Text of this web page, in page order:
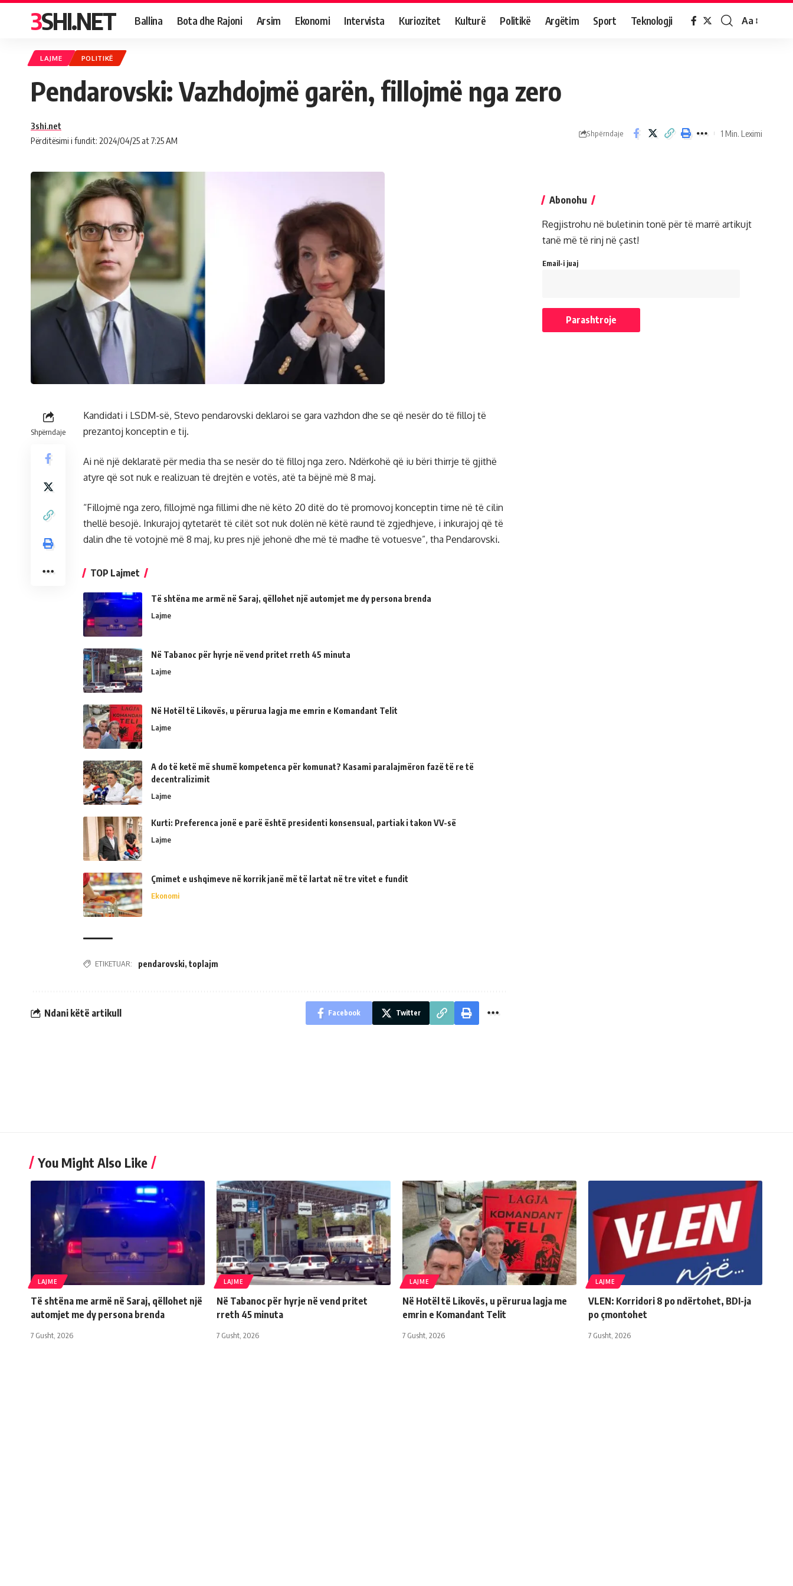
3SHI.NET Ballina Bota dhe Rajoni Arsim Ekonomi Intervista Kuriozitet Kulturë Politikë Argëtim Sport Teknologji Aa
LAJME POLITIKË
Pendarovski: Vazhdojmë garën, fillojmë nga zero
Përditësimi i fundit: 2024/04/25 at 7:25 AM
3shi.net
Shpërndaje 1 Min. Leximi
Shpërndaje
Kandidati i LSDM-së, Stevo pendarovski deklaroi se gara vazhdon dhe se që nesër do të filloj të
prezantoj konceptin e tij.
Ai në një deklaratë për media tha se nesër do të filloj nga zero. Ndërkohë që iu bëri thirrje të gjithë
atyre që sot nuk e realizuan të drejtën e votës, atë ta bëjnë më 8 maj.
“Fillojmë nga zero, fillojmë nga fillimi dhe në këto 20 ditë do të promovoj konceptin time në të cilin
thellë besojë. Inkurajoj qytetarët të cilët sot nuk dolën në këtë raund të zgjedhjeve, i inkurajoj që të
dalin dhe të votojnë më 8 maj, ku pres një jehonë dhe më të madhe të votuesve”, tha Pendarovski.
TOP Lajmet
Të shtëna me armë në Saraj, qëllohet një automjet me dy persona brenda
Lajme
Në Tabanoc për hyrje në vend pritet rreth 45 minuta
Lajme
Në Hotël të Likovës, u përurua lagja me emrin e Komandant Telit
Lajme
A do të ketë më shumë kompetenca për komunat? Kasami paralajmëron fazë të re të
decentralizimit
Lajme
Kurti: Preferenca jonë e parë është presidenti konsensual, partiak i takon VV-së
Lajme
Çmimet e ushqimeve në korrik janë më të lartat në tre vitet e fundit
Ekonomi
ETIKETUAR: pendarovski, toplajm
Ndani këtë artikull Facebook Twitter
Abonohu
Regjistrohu në buletinin tonë për të marrë artikujt
tanë më të rinj në çast!
Email-i juaj
You Might Also Like
LAJME
Të shtëna me armë në Saraj, qëllohet një
automjet me dy persona brenda
7 Gusht, 2026
LAJME
Në Tabanoc për hyrje në vend pritet
rreth 45 minuta
7 Gusht, 2026
LAJME
Në Hotël të Likovës, u përurua lagja me
emrin e Komandant Telit
7 Gusht, 2026
LAJME
VLEN: Korridori 8 po ndërtohet, BDI-ja
po çmontohet
7 Gusht, 2026